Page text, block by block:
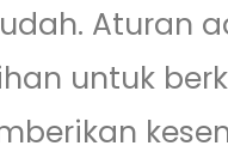
Aturan
untuk